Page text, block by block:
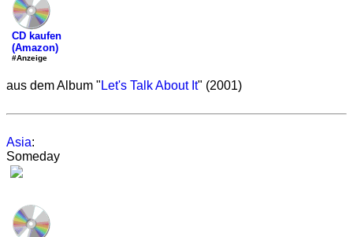
CD kaufen
(Amazon)
#Anzeige
aus dem Album " Let's Talk About It" (2001)
Asia:
Someday